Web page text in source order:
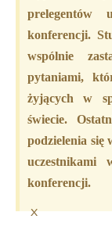
prelegentów
konferencji.
wspólnie
pytaniami,
żyjących w
świecie.
podzielenia się
uczestnikami
konferencji.
×